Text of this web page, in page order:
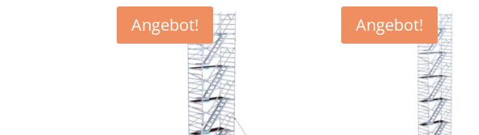
Angebot! Angebot!